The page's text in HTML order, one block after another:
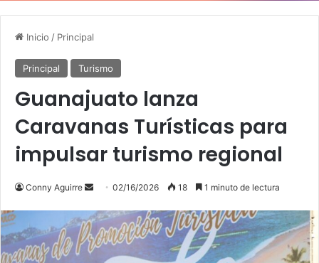
Inicio / Principal
Principal Turismo
Guanajuato lanza
Caravanas Turísticas para
impulsar turismo regional
Conny Aguirre
Send
email
02/16/2026 18 1 minuto de lectura